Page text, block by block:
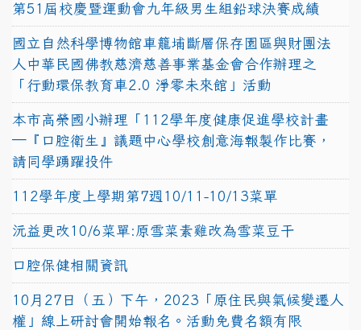
第51屆校慶暨運動會九年級男生組鉛球決賽成績
國立自然科學博物館車籠埔斷層保存園區與財團法
人中華民國佛教慈濟慈善事業基金會合作辦理之
「行動環保教育車2.0 淨零未來館」活動
本市高榮國小辦理「112學年度健康促進學校計畫
─『口腔衛生』議題中心學校創意海報製作比賽，
請同學踴躍投件
112學年度上學期第7週10/11-10/13菜單
沅益更改10/6菜單:原雪菜素雞改為雪菜豆干
口腔保健相關資訊
10月27日（五）下午，2023「原住民與氣候變遷人
權」線上研討會開始報名。活動免費名額有限